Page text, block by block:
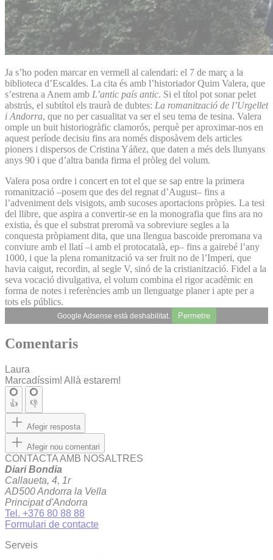
Ja s’ho poden marcar en vermell al calendari: el 7 de març a la
biblioteca d’Escaldes. La cita és amb l’historiador Quim Valera, que
s’estrena a Anem amb L’antic país antic. Si el títol pot sonar pelet
abstrús, el subtítol els traurà de dubtes: La romanització de l’Urgellet
i Andorra, que no per casualitat va ser el seu tema de tesina. Valera
omple un buit historiogràfic clamorós, perquè per aproximar-nos en
aquest període decisiu fins ara només disposàvem dels articles
pioners i dispersos de Cristina Yáñez, que daten a més dels llunyans
anys 90 i que d’altra banda firma el pròleg del volum.
Valera posa ordre i concert en tot el que se sap entre la primera
romanització –posem que des del regnat d’August– fins a
l’adveniment dels visigots, amb sucoses aportacions pròpies. La tesi
del llibre, que aspira a convertir-se en la monografia que fins ara no
existia, és que el substrat preromà va sobreviure segles a la
conquesta pròpiament dita, que una llengua bascoide preromana va
conviure amb el llatí –i amb el protocatalà, ep– fins a gairebé l’any
1000, i que la plena romanització va ser fruit no de l’Imperi, que
havia caigut, recordin, al segle V, sinó de la cristianització. Fidel a la
seva vocació divulgativa, el volum combina el rigor acadèmic en
forma de notes i referències amb un llenguatge planer i apte per a
tots els públics.
Google Adsense està deshabilitat. Permetre
Comentaris
Laura
Marcadíssim! Allà estarem!
👍 👎
Afegir resposta
Afegir nou comentari
CONTACTA AMB NOSALTRES
Diari Bondia
Callaueta, 4, 1r
AD500 Andorra la Vella
Principat d'Andorra
Tel. +376 80 88 88
Formulari de contacte
Serveis